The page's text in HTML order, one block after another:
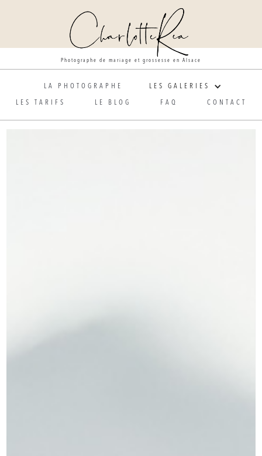
Photographe de mariage et grossesse en Alsace
LA PHOTOGRAPHE LES GALERIES
LES TARIFS LE BLOG FAQ CONTACT